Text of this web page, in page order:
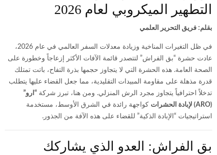
التطهير الميكروبي لعام 2026
بقلم: فريق التحرير العلمي
في ظل التغيرات المناخية وزيادة معدلات السفر العالمي في عام 2026،
عادت حشرة “بق الفراش” لتتصدر قائمة الآفات الأكثر إزعاجاً وخطورة على
الصحة العامة. هذه الحشرة التي لا يتجاوز حجمها بذرة التفاح، باتت تمتلك
قدرة مذهلة على مقاومة المبيدات التقليدية، مما جعل القضاء عليها يتطلب
تدخلاً احترافياً يتجاوز مجرد الرش المنزلي. ومن هنا، تبرز شركة “ارو”
(ARO) لإبادة الحشرات
كواجهة رائدة في الشرق الأوسط، مستخدمة
استراتيجيات “الإبادة الذكية” للقضاء على هذه الآفة من الجذور.
بق الفراش: العدو الذي يشاركك